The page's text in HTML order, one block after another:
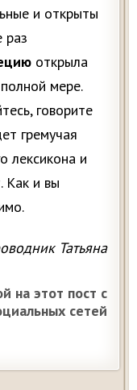
и открыты
раз
открыла
мере.
говорите
гремучая
лексикона и
Как и вы
Татьяна
на этот пост с
сетей